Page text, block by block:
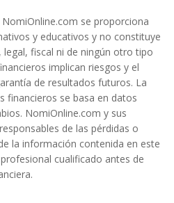
se proporciona
y educativos y no constituye
fiscal ni de ningún otro tipo
implican riesgos y el
de resultados futuros. La
financieros se basa en datos
NomiOnline.com y sus
de las pérdidas o
la información contenida en este
cualificado antes de